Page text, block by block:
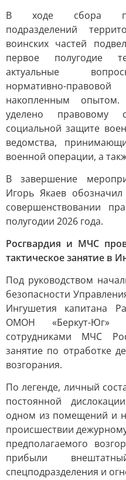
В ходе сбора
подразделений
воинских частей
первое полугодие
актуальные
нормативно-
накопленным
уделено правовому
социальной защите
ведомства,
военной операции, а
В завершение
Игорь Якаев
совершенствовании
полугодии 2026 года.
Росгвардия и МЧС
тактическое занятие в
Под руководством
безопасности
Ингушетия капитана
ОМОН «Беркут-Юг»
сотрудниками МЧС
занятие по отработке
возгорания.
По легенде, личный
постоянной
одном из помещений и
происшествии
предполагаемого
прибыли
спецподразделения и